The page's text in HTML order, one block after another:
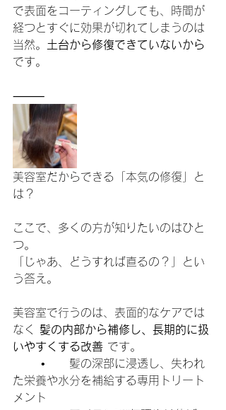
で表面をコーティングしても、時間が
経つとすぐに効果が切れてしまうのは
当然。 土台から修復できていないから
です。
⸻
美容室だからできる「本気の修復」と
は？
ここで、多くの方が知りたいのはひと
つ。
「じゃあ、どうすれば直るの？」とい
う答え。
美容室で行うのは、表面的なケアでは
なく 髪の内部から補修し、長期的に扱
いやすくする改善 です。
た栄養や水分を補給する専用トリート
メント